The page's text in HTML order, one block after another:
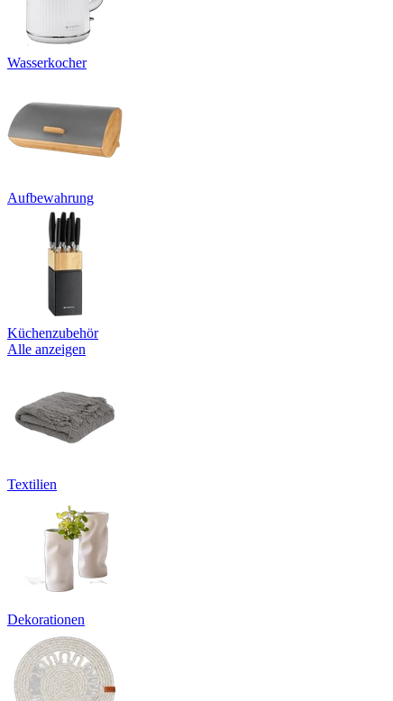
Wasserkocher
Aufbewahrung
Küchenzubehör
Alle anzeigen
Textilien
Dekorationen